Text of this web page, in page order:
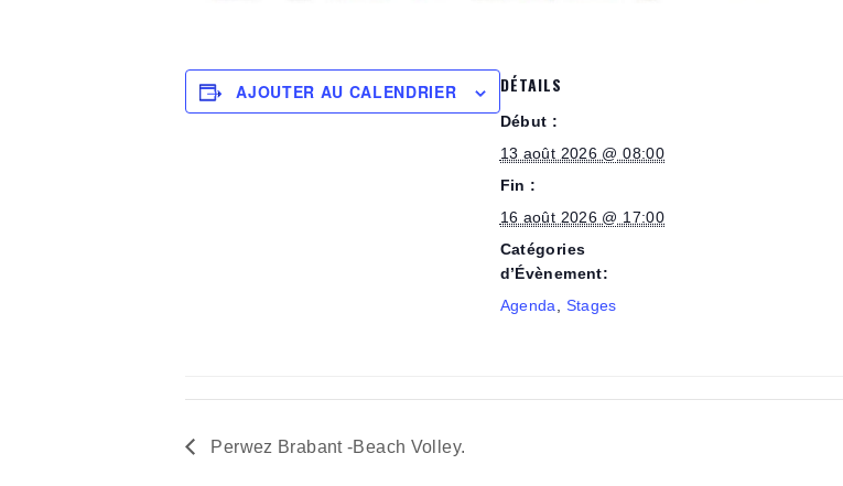
AJOUTER AU CALENDRIER DÉTAILS
Début :
13 août 2026 @ 08:00
Fin :
16 août 2026 @ 17:00
Catégories
d’Évènement:
Agenda
Stages
Perwez Brabant -Beach Volley.